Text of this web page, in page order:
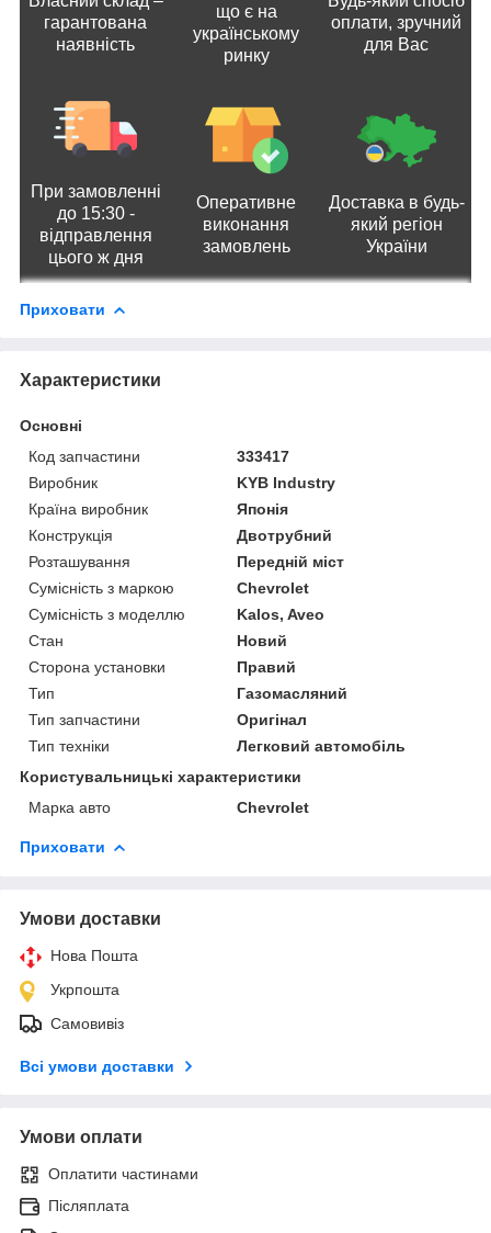
гарантована
наявність
що є на
українському
ринку
оплати, зручний
для Вас
При замовленні
до 15:30 -
відправлення
цього ж дня
Оперативне
виконання
замовлень
Доставка в будь-
який регіон
України
Приховати
Характеристики
Основні
Код запчастини
333417
Виробник
KYB Industry
Країна виробник
Японія
Конструкція
Двотрубний
Розташування
Передній міст
Сумісність з маркою
Chevrolet
Сумісність з моделлю
Kalos, Aveo
Стан
Новий
Сторона установки
Правий
Тип
Газомасляний
Тип запчастини
Оригінал
Тип техніки
Легковий автомобіль
Користувальницькі характеристики
Марка авто
Chevrolet
Приховати
Умови доставки
Нова Пошта
Укрпошта
Самовивіз
Всі умови доставки
Умови оплати
Оплатити частинами
Післяплата